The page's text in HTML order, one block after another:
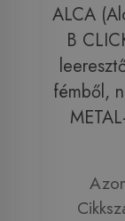
ALCA
B
fémből,